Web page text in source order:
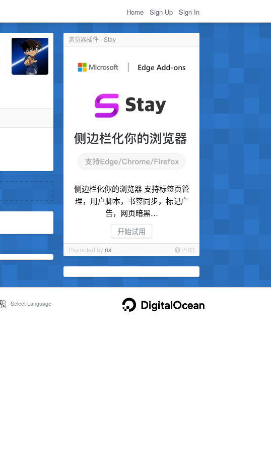
Home Sign Up Sign In
浏览器插件 - Stay
侧边栏化你的浏览器 支持标签页管
理，用户脚本，书签同步，标记广
告，网页暗黑…
开始试用
Promoted by ris PRO
Select Language